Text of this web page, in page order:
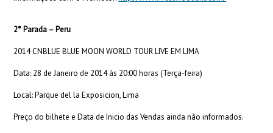
2° Parada – Peru
2014 CNBLUE BLUE MOON WORLD TOUR LIVE EM LIMA
Data: 28 de Janeiro de 2014 às 20:00 horas (Terça-feira)
Local: Parque del la Exposicion, Lima
Preço do bilhete e Data de Inicio das Vendas ainda não informados.